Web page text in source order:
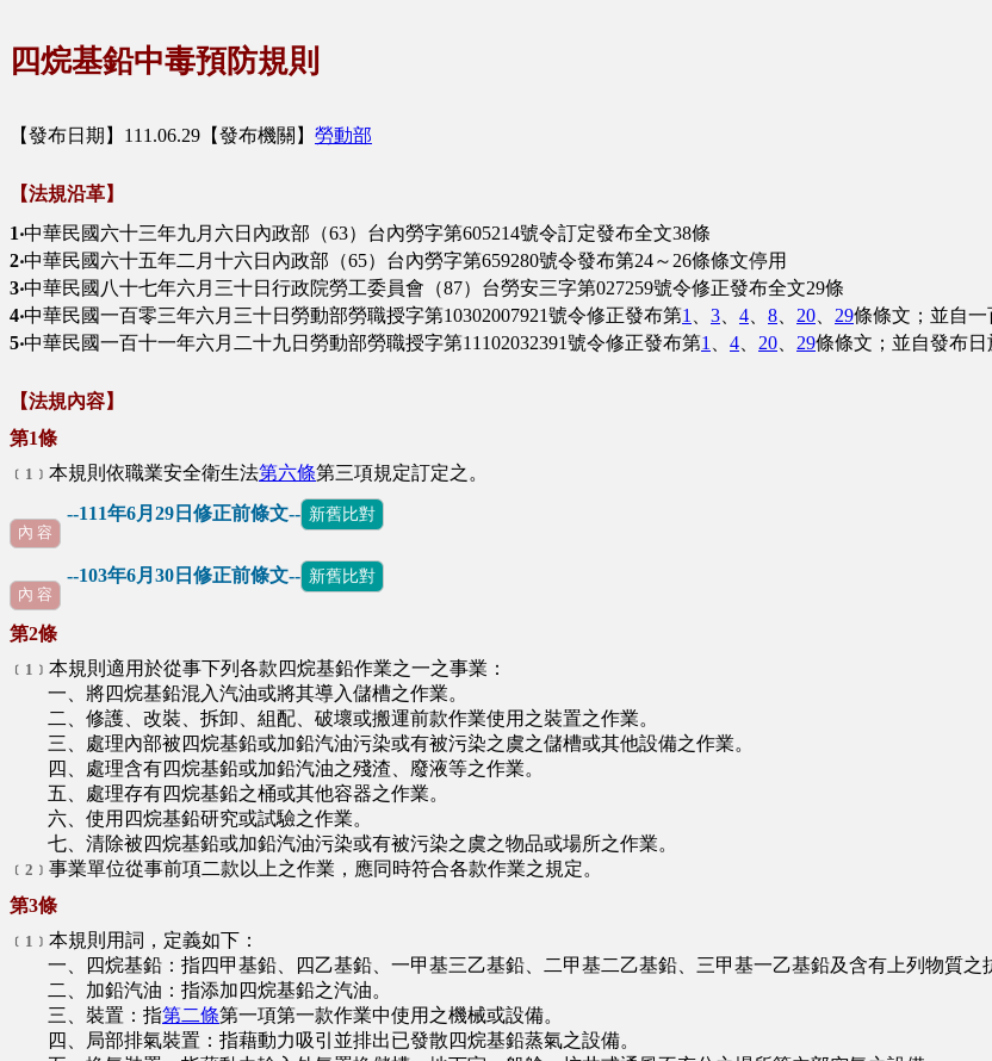
四烷基鉛中毒預防規則
【發布日期】111.06.29【發布機關】 勞動部
【法規沿革】
1‧中華民國六十三年九月六日內政部（63）台內勞字第605214號令訂定發布全文38條
2‧中華民國六十五年二月十六日內政部（65）台內勞字第659280號令發布第24～26條條文停用
3‧中華民國八十七年六月三十日行政院勞工委員會（87）台勞安三字第027259號令修正發布全文29條
4‧中華民國一百零三年六月三十日勞動部勞職授字第10302007921號令修正發布第1 3 4 8 20 29條條文；並自
5‧中華民國一百十一年六月二十九日勞動部勞職授字第11102032391號令修正發布第1 4 20 29條條文；並自發布日
【法規內容】
第1條
﹝1﹞ 本規則依職業安全衛生法第六條第三項規定訂定之。
--111年6月29日修正前條文-- 新舊比對
內 容
--103年6月30日修正前條文-- 新舊比對
內 容
第2條
﹝1﹞ 本規則適用於從事下列各款四烷基鉛作業之一之事業：
一、將四烷基鉛混入汽油或將其導入儲槽之作業。
二、修護、改裝、拆卸、組配、破壞或搬運前款作業使用之裝置之作業。
三、處理內部被四烷基鉛或加鉛汽油污染或有被污染之虞之儲槽或其他設備之作業。
四、處理含有四烷基鉛或加鉛汽油之殘渣、廢液等之作業。
五、處理存有四烷基鉛之桶或其他容器之作業。
六、使用四烷基鉛研究或試驗之作業。
七、清除被四烷基鉛或加鉛汽油污染或有被污染之虞之物品或場所之作業。
﹝2﹞ 事業單位從事前項二款以上之作業，應同時符合各款作業之規定。
第3條
﹝1﹞ 本規則用詞，定義如下：
一、四烷基鉛：指四甲基鉛、四乙基鉛、一甲基三乙基鉛、二甲基二乙基鉛、三甲基一乙基鉛及含有上列物質之
二、加鉛汽油：指添加四烷基鉛之汽油。
三、裝置：指第二條第一項第一款作業中使用之機械或設備。
四、局部排氣裝置：指藉動力吸引並排出已發散四烷基鉛蒸氣之設備。